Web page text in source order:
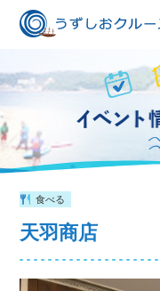
天羽商店
食べる